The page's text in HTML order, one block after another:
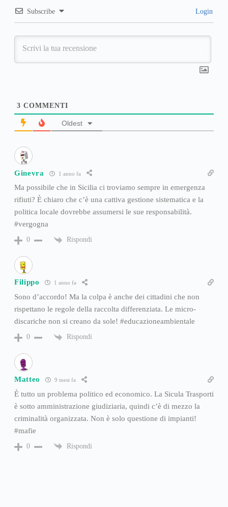
Subscribe Login
3 COMMENTI
Oldest
Ginevra 1 anno fa
Ma possibile che in Sicilia ci troviamo sempre in emergenza
rifiuti? È chiaro che c’è una cattiva gestione sistematica e la
politica locale dovrebbe assumersi le sue responsabilità.
#vergogna
0 Rispondi
Filippo 1 anno fa
Sono d’accordo! Ma la colpa è anche dei cittadini che non
rispettano le regole della raccolta differenziata. Le micro-
discariche non si creano da sole! #educazioneambientale
0 Rispondi
Matteo 9 mesi fa
È tutto un problema politico ed economico. La Sicula Trasporti
è sotto amministrazione giudiziaria, quindi c’è di mezzo la
criminalità organizzata. Non è solo questione di impianti!
#mafie
0 Rispondi